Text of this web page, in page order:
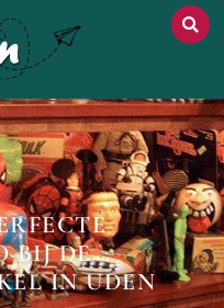
BIJ DE
IN UDEN